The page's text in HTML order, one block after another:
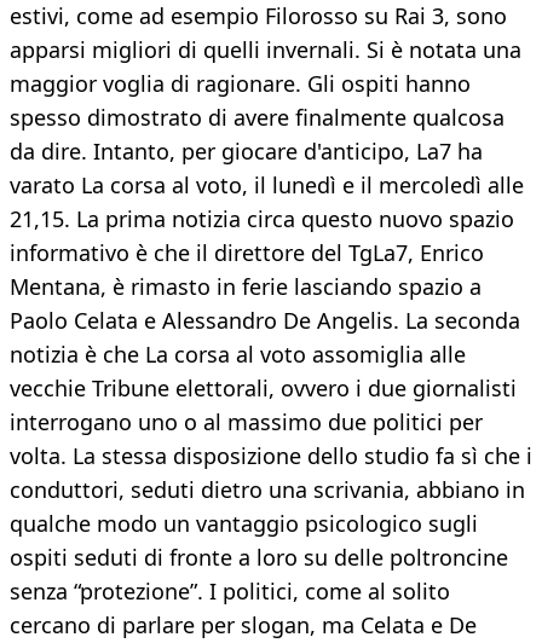
estivi, come ad esempio Filorosso su Rai 3, sono
apparsi migliori di quelli invernali. Si è notata una
maggior voglia di ragionare. Gli ospiti hanno
spesso dimostrato di avere finalmente qualcosa
da dire. Intanto, per giocare d'anticipo, La7 ha
varato La corsa al voto, il lunedì e il mercoledì alle
21,15. La prima notizia circa questo nuovo spazio
informativo è che il direttore del TgLa7, Enrico
Mentana, è rimasto in ferie lasciando spazio a
Paolo Celata e Alessandro De Angelis. La seconda
notizia è che La corsa al voto assomiglia alle
vecchie Tribune elettorali, ovvero i due giornalisti
interrogano uno o al massimo due politici per
volta. La stessa disposizione dello studio fa sì che i
conduttori, seduti dietro una scrivania, abbiano in
qualche modo un vantaggio psicologico sugli
ospiti seduti di fronte a loro su delle poltroncine
senza “protezione”. I politici, come al solito
cercano di parlare per slogan, ma Celata e De